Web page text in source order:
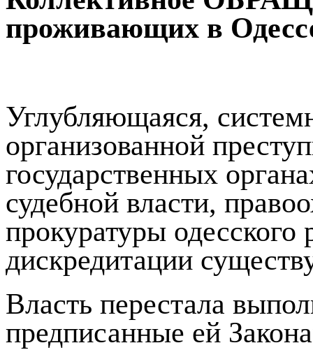
проживающих в
Углубляющаяся,
организованной
государственных
судебной власти,
прокуратуры
дискредитации
Власть перестала
предписанные ей